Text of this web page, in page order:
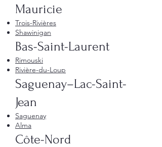
Mauricie
Trois-Rivières
Shawinigan
Bas-Saint-Laurent
Rimouski
Rivière-du-Loup
Saguenay–Lac-Saint-
Jean
Saguenay
Alma
Côte-Nord